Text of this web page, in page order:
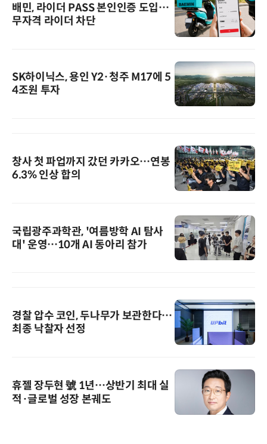
배민, 라이더 PASS 본인인증 도입…
무자격 라이더 차단
SK하이닉스, 용인 Y2·청주 M17에 5
4조원 투자
창사 첫 파업까지 갔던 카카오…연봉
6.3% 인상 합의
국립광주과학관, '여름방학 AI 탐사
대' 운영…10개 AI 동아리 참가
경찰 압수 코인, 두나무가 보관한다…
최종 낙찰자 선정
휴젤 장두현 號 1년…상반기 최대 실
적·글로벌 성장 본궤도